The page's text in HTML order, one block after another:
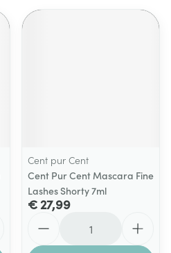
Cent pur Cent
Cent Pur Cent Mascara Fine
Lashes Shorty 7ml
€ 27,99